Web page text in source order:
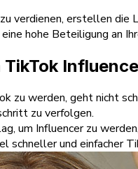
verdienen, erstellen die
hohe Beteiligung an
zu werden, geht nicht
zu verfolgen.
um Influencer zu
schneller und einfacher